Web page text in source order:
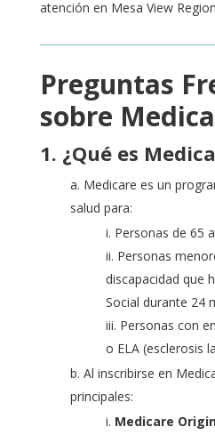
atención en Mesa View
Preguntas
sobre
1. ¿Qué es
a. Medicare es un
salud para:
i. Personas de 65
ii. Personas
discapacidad que
Social durante 24
iii. Personas con
o ELA (esclerosis
b. Al inscribirse en
principales:
i. Medicare